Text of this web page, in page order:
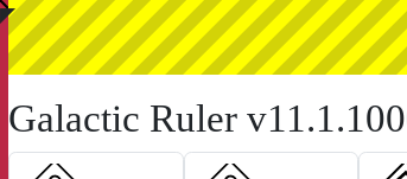
Galactic Ruler
◤